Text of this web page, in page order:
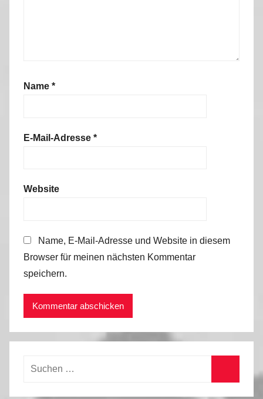
Name *
E-Mail-Adresse *
Website
Name, E-Mail-Adresse und Website in diesem
Browser für meinen nächsten Kommentar
speichern.
Suchen